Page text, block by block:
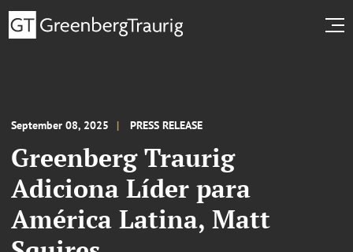
September 08, 2025 PRESS RELEASE
Greenberg Traurig
Adiciona Líder para
América Latina, Matt